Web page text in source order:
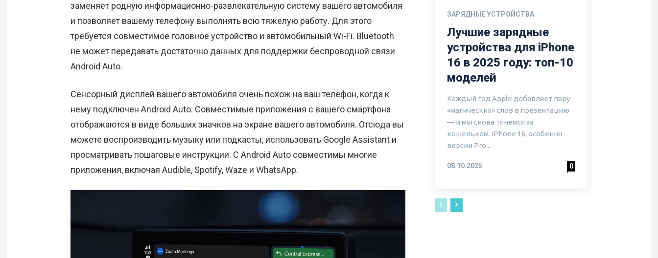
заменяет родную информационно-развлекательную систему вашего автомобиля
и позволяет вашему телефону выполнять всю тяжелую работу. Для этого
требуется совместимое головное устройство и автомобильный Wi-Fi. Bluetooth
не может передавать достаточно данных для поддержки беспроводной связи
Android Auto.
Сенсорный дисплей вашего автомобиля очень похож на ваш телефон, когда к
нему подключен Android Auto. Совместимые приложения с вашего смартфона
отображаются в виде больших значков на экране вашего автомобиля. Отсюда вы
можете воспроизводить музыку или подкасты, использовать Google Assistant и
просматривать пошаговые инструкции. С Android Auto совместимы многие
приложения, включая Audible, Spotify, Waze и WhatsApp.
ЗАРЯДНЫЕ УСТРОЙСТВА
Лучшие зарядные
устройства для iPhone
16 в 2025 году: топ-10
моделей
Каждый год Apple добавляет пару
«магических» слов в презентацию
— и мы снова тянемся за
кошельком. iPhone 16, особенно
версии Pro...
08.10.2025 0